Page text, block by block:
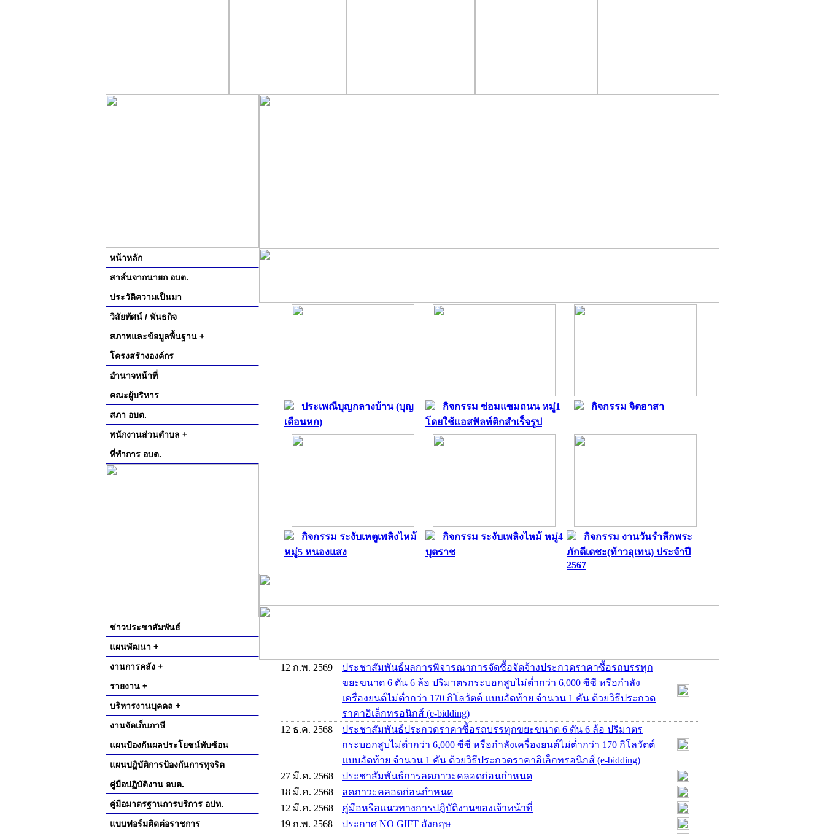
หน้าหลัก
สาส์นจากนายก อบต.
ประวัติความเป็นมา
วิสัยทัศน์ / พันธกิจ
สภาพและข้อมูลพื้นฐาน +
โครงสร้างองค์กร
อำนาจหน้าที่
คณะผู้บริหาร
สภา อบต.
พนักงานส่วนตำบล +
ที่ทำการ อบต.
ข่าวประชาสัมพันธ์
แผนพัฒนา +
งานการคลัง +
รายงาน +
บริหารงานบุคคล +
งานจัดเก็บภาษี
แผนป้องกันผลประโยชน์ทับซ้อน
แผนปฏิบัติการป้องกันการทุจริต
คู่มือปฏิบัติงาน อบต.
คู่มือมาตรฐานการบริการ อปท.
แบบฟอร์มติดต่อราชการ
ประเพณีบุญกลางบ้าน (บุญ
เดือนหก)
กิจกรรม ซ่อมแซมถนน หมู่1
โดยใช้แอสฟัลท์ติกสำเร็จรูป
กิจกรรม จิตอาสา
กิจกรรม ระงับเหตูเพลิงไหม้
หมู่5 หนองแสง
กิจกรรม ระงับเพลิงไหม้ หมู่4
บุตราช
กิจกรรม งานวันรำลึกพระ
ภักดีเดชะ(ท้าวอุเทน) ประจำปี
2567
12 ก.พ. 2569
ประชาสัมพันธ์ผลการพิจารณาการจัดซื้อจัดจ้างประกวดราคาซื้อรถบรรทุก
ขยะขนาด 6 ตัน 6 ล้อ ปริมาตรกระบอกสูบไม่ต่ำกว่า 6,000 ซีซี หรือกำลัง
เครื่องยนต์ไม่ต่ำกว่า 170 กิโลวัตต์ แบบอัดท้าย จำนวน 1 คัน ด้วยวิธีประกวด
ราคาอิเล็กทรอนิกส์ (e-bidding)
12 ธ.ค. 2568
ประชาสัมพันธ์ประกวดราคาซื้อรถบรรทุกขยะขนาด 6 ตัน 6 ล้อ ปริมาตร
กระบอกสูบไม่ต่ำกว่า 6,000 ซีซี หรือกำลังเครื่องยนต์ไม่ต่ำกว่า 170 กิโลวัตต์
แบบอัดท้าย จำนวน 1 คัน ด้วยวิธีประกวดราคาอิเล็กทรอนิกส์ (e-bidding)
27 มี.ค. 2568
ประชาสัมพันธ์การลดภาวะคลอดก่อนกำหนด
18 มี.ค. 2568
ลดภาวะคลอดก่อนกำหนด
12 มี.ค. 2568
คู่มือหรือแนวทางการปฎิบัติงานของเจ้าหน้าที่
19 ก.พ. 2568
ประกาศ NO GIFT อังกฤษ